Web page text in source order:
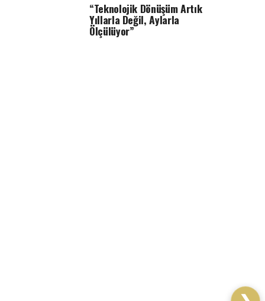
“Teknolojik Dönüşüm Artık
Yıllarla Değil, Aylarla
Ölçülüyor”